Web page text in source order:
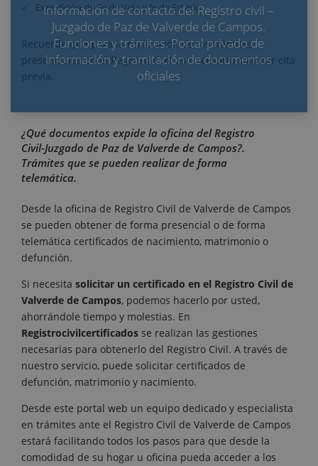
Información de contacto del Registro civil –
Juzgado de Paz de Valverde de Campos.
Funciones y trámites. Portal privado de
información y tramitación de documentos
oficiales
Expedición de Fe de Vida y fe de Estado.
Recuerde que para la realización de los trámites
presenciales en el Registro Civil es necesario solicitar cita
previa.
¿Qué documentos expide la oficina del Registro
Civil-Juzgado de Paz de Valverde de Campos?.
Trámites que se pueden realizar de forma
telemática.
Desde la oficina de Registro Civil de Valverde de Campos
se pueden obtener de forma presencial o de forma
telemática certificados de nacimiento, matrimonio o
defunción.
Si necesita solicitar un certificado en el Registro Civil de
Valverde de Campos, podemos hacerlo por usted,
ahorrándole tiempo y molestias. En
Registrocivilcertificados se realizan las gestiones
necesarias para obtenerlo del Registro Civil. A través de
nuestro servicio, puede solicitar certificados de
defunción, matrimonio y nacimiento.
Desde este portal web un equipo dedicado y especialista
en trámites ante el Registro Civil de Valverde de Campos
estará facilitando todos los pasos para que desde la
comodidad de su hogar u oficina pueda acceder a los